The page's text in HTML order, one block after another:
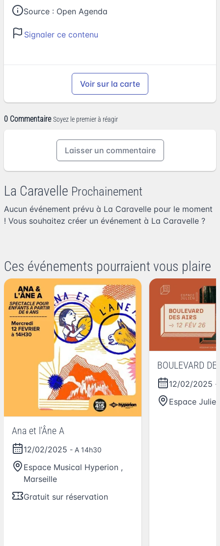
Source : Open Agenda
Signaler ce contenu
Voir sur la carte
0 Commentaire Soyez le premier à réagir
Laisser un commentaire
La Caravelle Prochainement
Aucun événement prévu à La Caravelle pour le moment
! Vous souhaitez créer un événement à La Caravelle ?
Ces événements pourraient vous plaire
Ana et l'Âne A
12/02/2025 - A 14h30
Espace Musical Hyperion ,
Marseille
Gratuit sur réservation
BOULEVARD
12/02/2025 -
Espace Julien